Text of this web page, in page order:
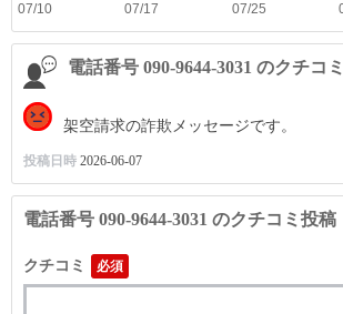
07/10 07/17 07/25
電話番号 090-9644-3031 のクチコミ
架空請求の詐欺メッセージです。
投稿日時 2026-06-07
電話番号 090-9644-3031 のクチコミ投稿
クチコミ